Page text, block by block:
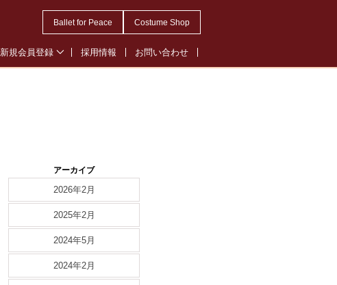
Ballet for Peace Costume Shop
新規会員登録 採用情報 お問い合わせ
アーカイブ
2026年2月
2025年2月
2024年5月
2024年2月